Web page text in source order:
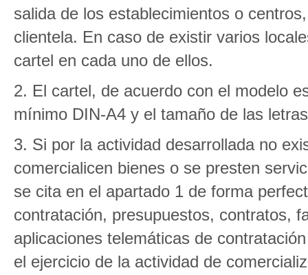
salida de los establecimientos o
clientela. En caso de existir varios
cartel en cada uno de ellos.
2. El cartel, de acuerdo con el modelo
mínimo DIN-A4 y el tamaño de las
3. Si por la actividad desarrollada no
comercialicen bienes o se presten
se cita en el apartado 1 de forma
contratación, presupuestos, contratos,
aplicaciones telemáticas de
el ejercicio de la actividad de